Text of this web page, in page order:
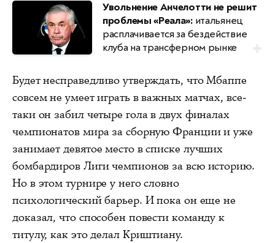
Увольнение Анчелотти не решит
проблемы «Реала»:итальянец
расплачивается за бездействие
клуба на трансферном рынке
Будет несправедливо утверждать, что Мбаппе
совсем не умеет играть в важных матчах, все-
таки он забил четыре гола в двух финалах
чемпионатов мира за сборную Франции и уже
занимает девятое место в списке лучших
бомбардиров Лиги чемпионов за всю историю.
Но в этом турнире у него словно
психологический барьер. И пока он еще не
доказал, что способен повести команду к
титулу, как это делал Криштиану.